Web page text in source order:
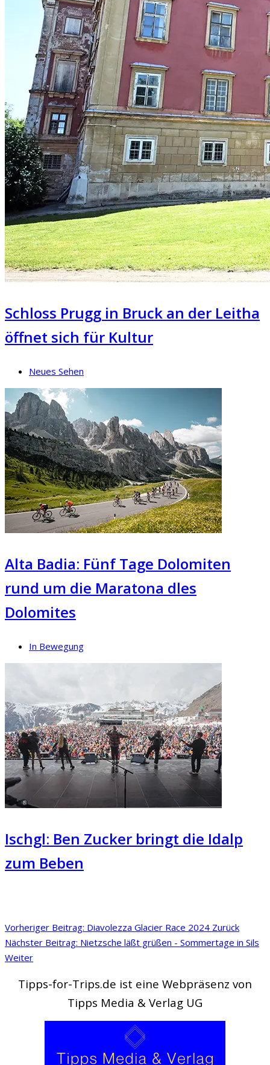
Schloss Prugg in Bruck an der Leitha
öffnet sich für Kultur
Neues Sehen
Alta Badia: Fünf Tage Dolomiten
rund um die Maratona dles
Dolomites
In Bewegung
Ischgl: Ben Zucker bringt die Idalp
zum Beben
Vorheriger Beitrag: Diavolezza Glacier Race 2024 Zurück
Nächster Beitrag: Nietzsche läßt grüßen - Sommertage in Sils
Weiter
Tipps-for-Trips.de ist eine Webpräsenz von
Tipps Media & Verlag UG